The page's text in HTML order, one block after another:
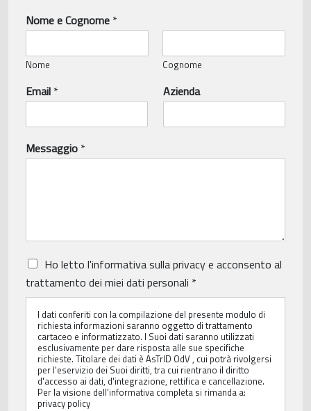
Nome e Cognome *
Nome Cognome
Email * Azienda
Messaggio *
P
r
i
v
Ho letto l'informativa sulla privacye acconsento al
trattamento dei miei dati personali *
I dati conferiti con la compilazione del presente modulo di
richiesta informazioni saranno oggetto di trattamento
cartaceo e informatizzato. I Suoi dati saranno utilizzati
esclusivamente per dare risposta alle sue specifiche
richieste. Titolare dei dati è AsTrID OdV , cui potrà rivolgersi
per l'eservizio dei Suoi diritti, tra cui rientrano il diritto
d'accesso ai dati, d'integrazione, rettifica e cancellazione.
Per la visione dell'informativa completa si rimanda a:
privacy policy